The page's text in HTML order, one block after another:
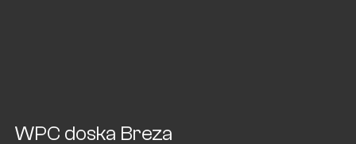
WPC doska Breza